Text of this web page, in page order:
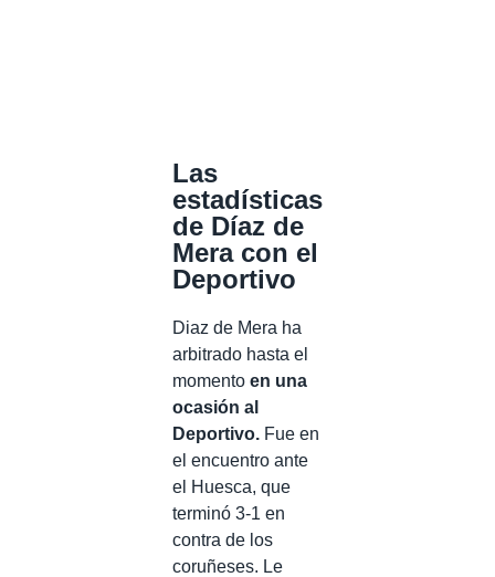
Las
estadísticas
de Díaz de
Mera con el
Deportivo
Diaz de Mera ha
arbitrado hasta el
momento en una
ocasión al
Deportivo. Fue en
el encuentro ante
el Huesca, que
terminó 3-1 en
contra de los
coruñeses. Le